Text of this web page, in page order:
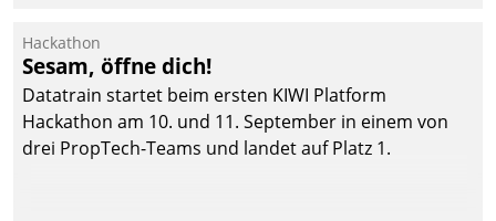
integrieren.
Hackathon
Sesam, öffne dich!
Datatrain startet beim ersten KIWI Platform
Hackathon am 10. und 11. September in einem von
drei PropTech-Teams und landet auf Platz 1.